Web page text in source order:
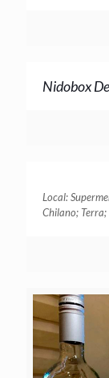
Nidobox
Local:
Chilano;